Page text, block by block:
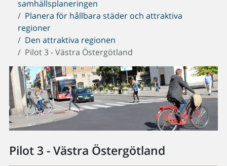
samhällsplaneringen
Planera för hållbara städer och attraktiva
regioner
Den attraktiva regionen
Pilot 3 - Västra Östergötland
Pilot 3 - Västra Östergötland